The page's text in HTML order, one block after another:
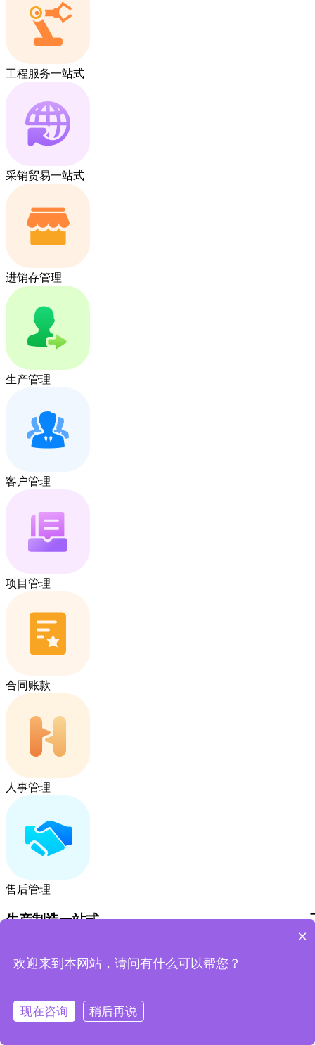
工程服务一站式
采销贸易一站式
进销存管理
生产管理
客户管理
项目管理
合同账款
人事管理
售后管理
生产制造一站式
打通部门壁垒，实现数据一体化
免费体验
了解更多
×
欢迎来到本网站，请问有什么可以帮您？
现在咨询 稍后再说